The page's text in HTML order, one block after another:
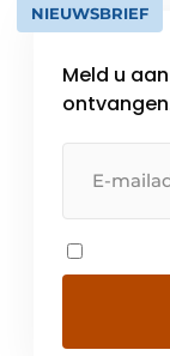
NIEUWSBRIEF
Meld u